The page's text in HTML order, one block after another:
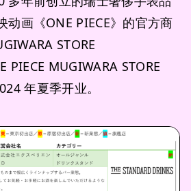
动画《ONE PIECE》的官方商
STORE
PIECE MUGIWARA STORE
年夏季开业。